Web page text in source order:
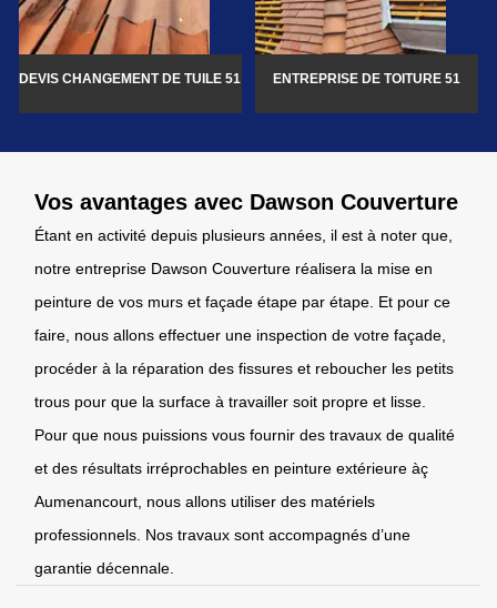
DEVIS CHANGEMENT DE TUILE 51 ENTREPRISE DE TOITURE 51
Vos avantages avec Dawson Couverture
Étant en activité depuis plusieurs années, il est à noter que,
notre entreprise Dawson Couverture réalisera la mise en
peinture de vos murs et façade étape par étape. Et pour ce
faire, nous allons effectuer une inspection de votre façade,
procéder à la réparation des fissures et reboucher les petits
trous pour que la surface à travailler soit propre et lisse.
Pour que nous puissions vous fournir des travaux de qualité
et des résultats irréprochables en peinture extérieure àç
Aumenancourt, nous allons utiliser des matériels
professionnels. Nos travaux sont accompagnés d’une
garantie décennale.